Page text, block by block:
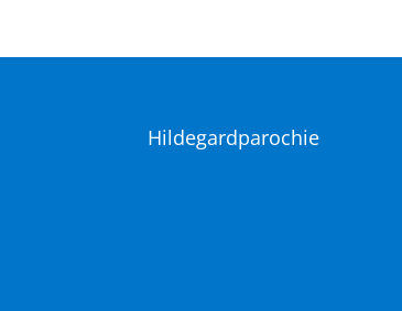
Hildegardparochie